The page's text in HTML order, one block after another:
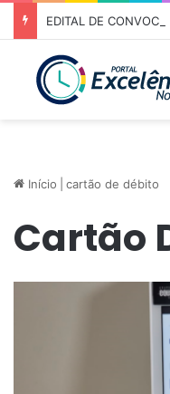
Início cartão de débito
Cartão